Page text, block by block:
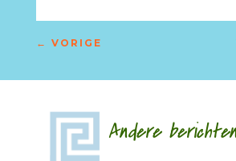
← VORIGE
Andere